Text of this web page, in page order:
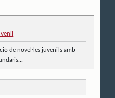
de novel·les juvenils amb